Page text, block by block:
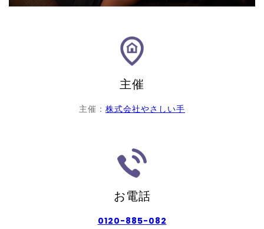
主催
主催： 株式会社やさしい手
お電話
0120-885-082